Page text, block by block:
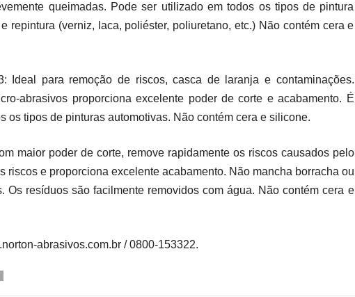
queimadas. Pode ser utilizado em todos os tipos de pintura
repintura (verniz, laca, poliéster, poliuretano, etc.) Não contém cera e
Ideal para remoção de riscos, casca de laranja e contaminações.
abrasivos proporciona excelente poder de corte e acabamento. É
os tipos de pinturas automotivas. Não contém cera e silicone.
maior poder de corte, remove rapidamente os riscos causados pelo
riscos e proporciona excelente acabamento. Não mancha borracha ou
Os resíduos são facilmente removidos com água. Não contém cera e
abrasivos.com.br / 0800-153322.